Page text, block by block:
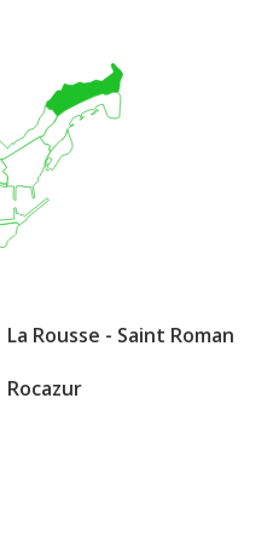
La Rousse - Saint Roman
Rocazur